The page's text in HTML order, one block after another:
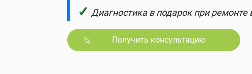
✓ Диагностика в подарок при
Получить консультацию